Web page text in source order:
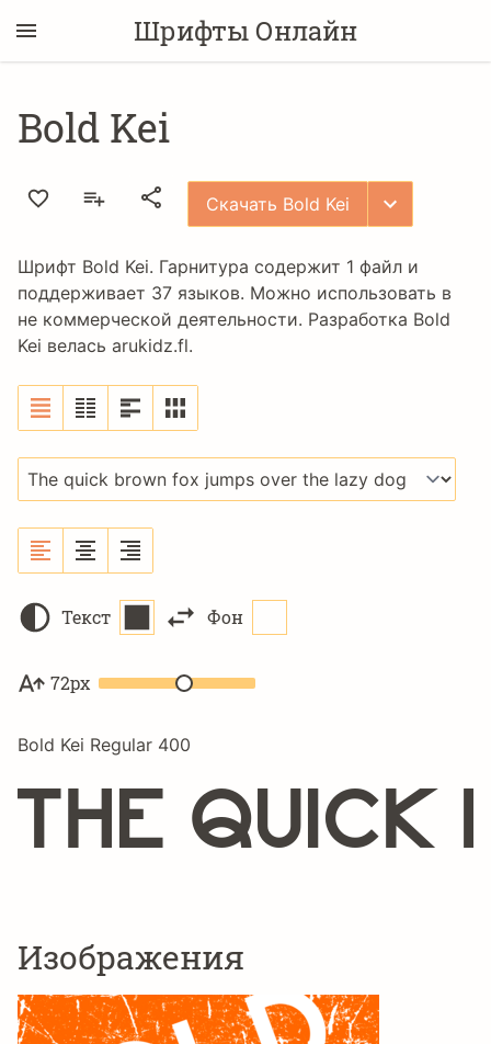
Шрифты Онлайн
Bold Kei
Скачать Bold Kei
Шрифт Bold Kei. Гарнитура содержит 1 файл и
поддерживает 37 языков. Можно использовать в
не коммерческой деятельности. Разработка Bold
Kei велась arukidz.fl.
Текст Фон
72px
Bold Kei Regular 400
The
Изображения